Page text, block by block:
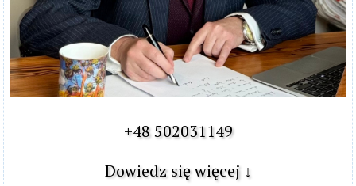
+48 502031149
Dowiedz się więcej ↓